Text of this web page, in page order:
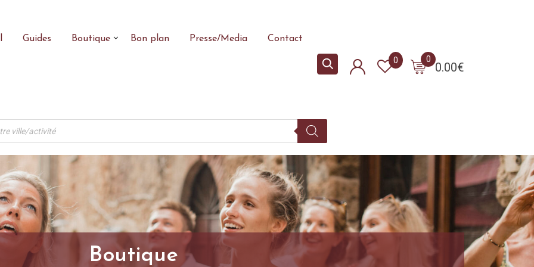
Guides Boutique Bon plan Presse/Media Contact
0.00€
0
0
Boutique